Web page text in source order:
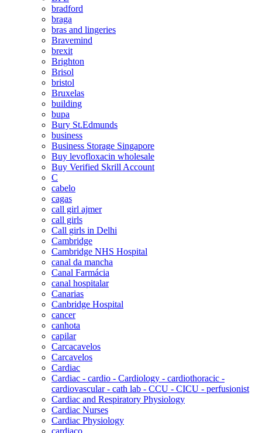
bradford
braga
bras and lingeries
Bravemind
brexit
Brighton
Brisol
bristol
Bruxelas
building
bupa
Bury St.Edmunds
business
Business Storage Singapore
Buy levofloxacin wholesale
Buy Verified Skrill Account
C
cabelo
cagas
call girl ajmer
call girls
Call girls in Delhi
Cambridge
Cambridge NHS Hospital
canal da mancha
Canal Farmácia
canal hospitalar
Canarias
Canbridge Hospital
cancer
canhota
capilar
Carcacavelos
Carcavelos
Cardiac
Cardiac - cardio - Cardiology - cardiothoracic -
cardiovascular - cath lab - CCU - CICU - perfusionist
Cardiac and Respiratory Physiology
Cardiac Nurses
Cardiac Physiology
cardiaco